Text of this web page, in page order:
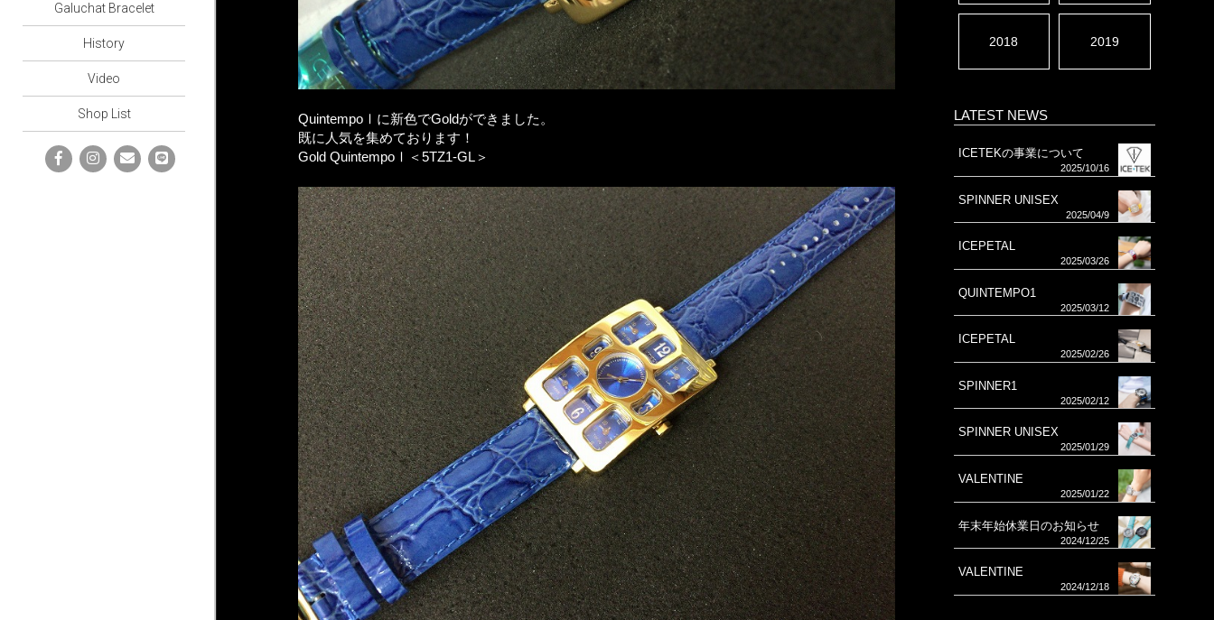
Galuchat Bracelet
History
Video
Shop List
QuintempoⅠに新色でGoldができました。
既に人気を集めております！
Gold QuintempoⅠ＜5TZ1-GL＞
2018 2019
LATEST NEWS
ICETEKの事業について
2025/10/16
SPINNER UNISEX
2025/04/9
ICEPETAL
2025/03/26
QUINTEMPO1
2025/03/12
ICEPETAL
2025/02/26
SPINNER1
2025/02/12
SPINNER UNISEX
2025/01/29
VALENTINE
2025/01/22
年末年始休業日のお知らせ
2024/12/25
VALENTINE
2024/12/18